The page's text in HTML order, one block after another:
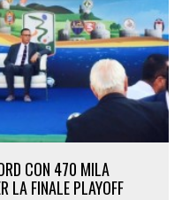
CON 470 MILA
LA FINALE PLAYOFF